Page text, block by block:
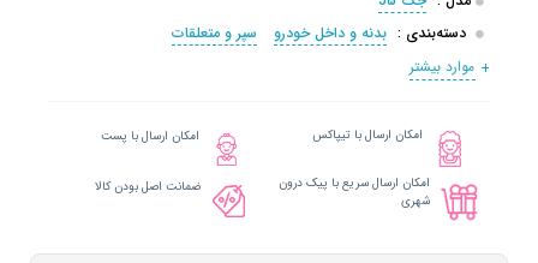
دسته‌بندی : بدنه و داخل خودرو
سپر و متعلقات
موارد بیشتر
امکان ارسال با تیپاکس امکان ارسال با پست
امکان ارسال سریع با پیک درون
شهری
ضمانت اصل بودن کالا